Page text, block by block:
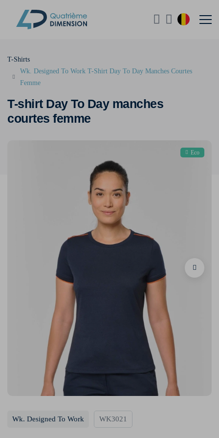
T-shirt Day To Day manches
courtes femme
T-Shirts
Wk. Designed To Work T-Shirt Day To Day Manches Courtes
Femme
Eco
Wk. Designed To Work WK3021